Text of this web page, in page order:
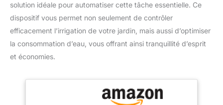
solution idéale pour automatiser cette tâche essentielle. Ce
dispositif vous permet non seulement de contrôler
efficacement l’irrigation de votre jardin, mais aussi d’optimiser
la consommation d’eau, vous offrant ainsi tranquillité d’esprit
et économies.